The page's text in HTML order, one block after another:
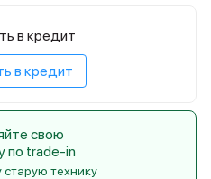
в кредит
в кредит
свою
по trade-in
технику